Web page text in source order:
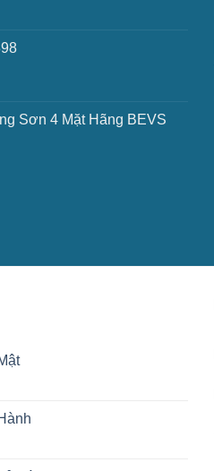
Sơn 4 Mặt Hãng BEVS